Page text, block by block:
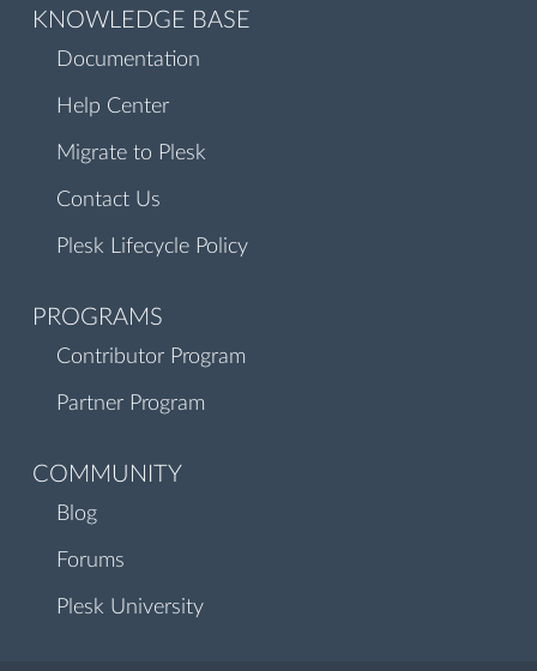
KNOWLEDGE BASE
Documentation
Help Center
Migrate to Plesk
Contact Us
Plesk Lifecycle Policy
PROGRAMS
Contributor Program
Partner Program
COMMUNITY
Blog
Forums
Plesk University